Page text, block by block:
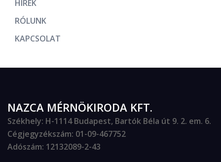
HÍREK
RÓLUNK
KAPCSOLAT
NAZCA MÉRNÖKIRODA KFT.
Székhely: H-1114 Budapest, Bartók Béla út 9. 2. em. 6.
Cégjegyzékszám: 01-09-467752
Adószám: 12132089-2-43